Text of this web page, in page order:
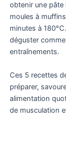
obtenir une pâte
moules à
minutes à
déguster
entraînements.
Ces 5 recettes
préparer,
alimentation
de musculation